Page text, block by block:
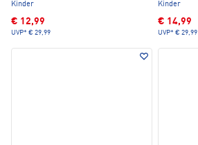
Kinder
€ 12,99
UVP* € 29,99
Kinder
€ 14,99
UVP* € 29,99